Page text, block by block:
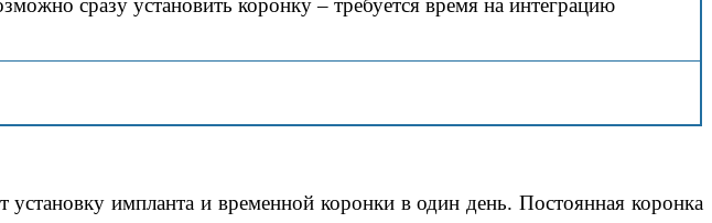
сразу установить коронку – требуется время на интеграцию
импланта и временной коронки в один день. Постоянная коронка